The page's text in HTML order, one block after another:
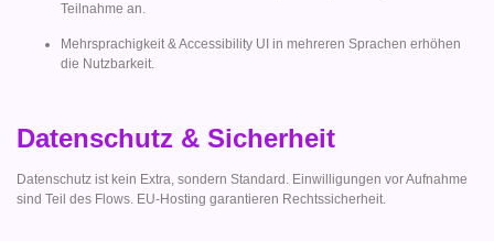
Teilnahme an.
Mehrsprachigkeit & Accessibility UI in mehreren Sprachen erhöhen
die Nutzbarkeit.
Datenschutz & Sicherheit
Datenschutz ist kein Extra, sondern Standard. Einwilligungen vor Aufnahme
sind Teil des Flows. EU-Hosting garantieren Rechtssicherheit.